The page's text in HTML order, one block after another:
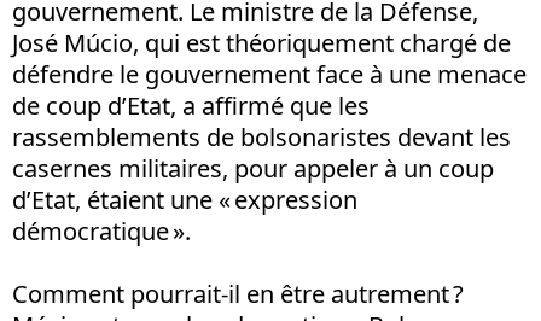
gouvernement. Le ministre de la Défense,
José Múcio, qui est théoriquement chargé de
défendre le gouvernement face à une menace
de coup d’Etat, a affirmé que les
rassemblements de bolsonaristes devant les
casernes militaires, pour appeler à un coup
d’Etat, étaient une « expression
démocratique ».
Comment pourrait-il en être autrement ?